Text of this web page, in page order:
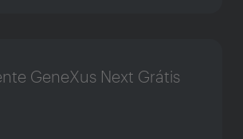
GeneXus Next Grátis